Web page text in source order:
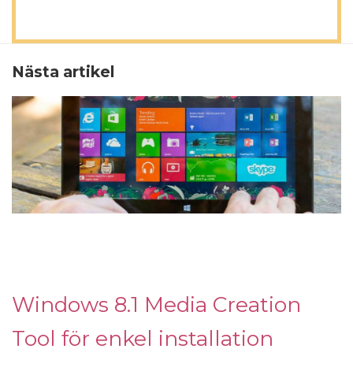
Nästa artikel
Windows 8.1 Media Creation
Tool för enkel installation